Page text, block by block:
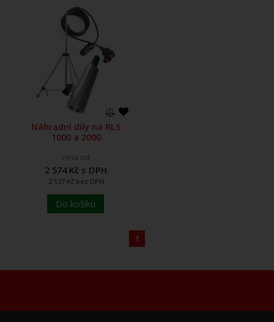
Náhradní díly na RLS
1000 a 2000
cena od
2 574 Kč s DPH
2 127 Kč bez DPH
Do košíku
1